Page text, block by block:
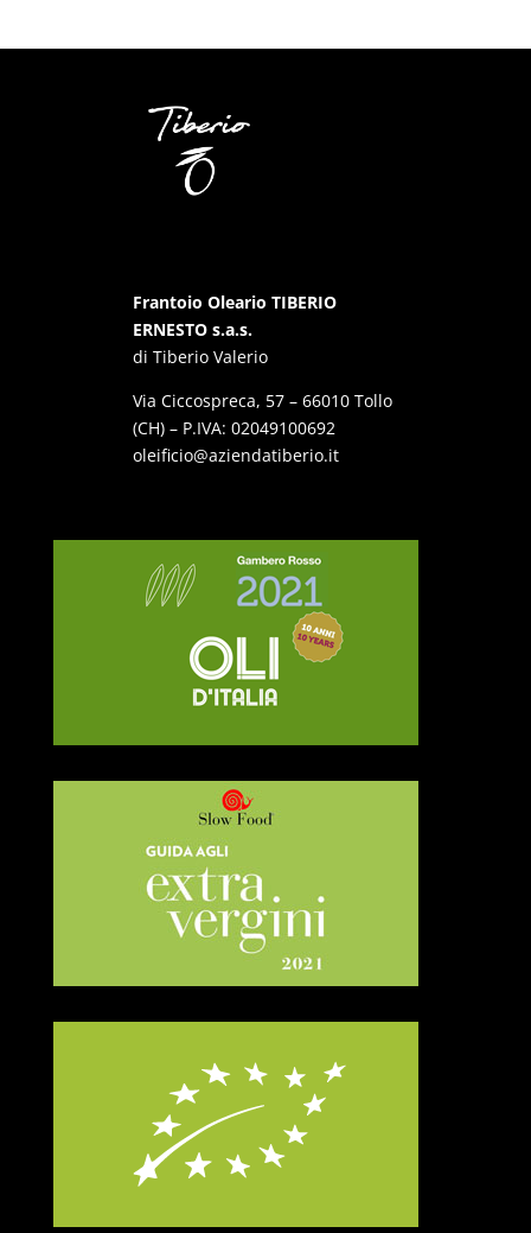
Frantoio Oleario TIBERIO
ERNESTO s.a.s.
di Tiberio Valerio
Via Ciccospreca, 57 – 66010 Tollo
(CH) – P.IVA: 02049100692
oleificio@aziendatiberio.it